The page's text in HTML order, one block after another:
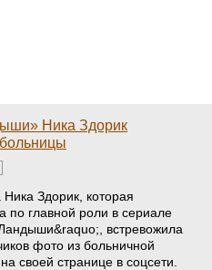
Ника Здорик
Ника Здорик, которая
по главной роли в сериале
встревожила
фото из больничной
своей странице в соцсети.